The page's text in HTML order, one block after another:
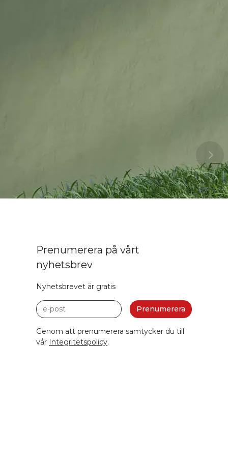
Prenumerera på vårt
nyhetsbrev
Nyhetsbrevet är gratis
e-post
Prenumerera
Genom att prenumerera samtycker du till
vår Integritetspolicy.